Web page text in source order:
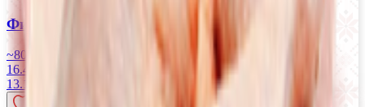
Филе ЦБ «Ганна» охлажденное
~800 г
16.40 руб/кг
13.12